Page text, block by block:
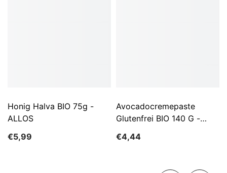
Honig Halva BIO 75g -
ALLOS
€5,99
Avocadocremepaste
Glutenfrei BIO 140 G -
€4,44